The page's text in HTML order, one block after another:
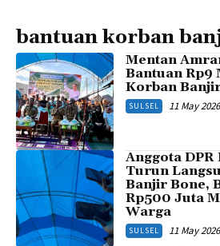
bantuan korban
Mentan
Bantuan
Korban
SULSEL 11 May
Anggota
Turun
Banjir Bone,
Rp500 Juta
Warga
SULSEL 11 May